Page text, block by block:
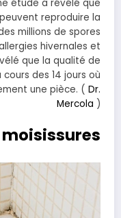
étude a révélé que
reproduire la
millions de spores
hivernales et
que la qualité de
des 14 jours où
une pièce. ( Dr.
Mercola )
moisissures